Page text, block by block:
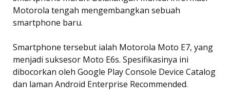
Motorola tengah mengembangkan sebuah
smartphone baru.
Smartphone tersebut ialah Motorola Moto E7, yang
menjadi suksesor Moto E6s. Spesifikasinya ini
dibocorkan oleh Google Play Console Device Catalog
dan laman Android Enterprise Recommended.